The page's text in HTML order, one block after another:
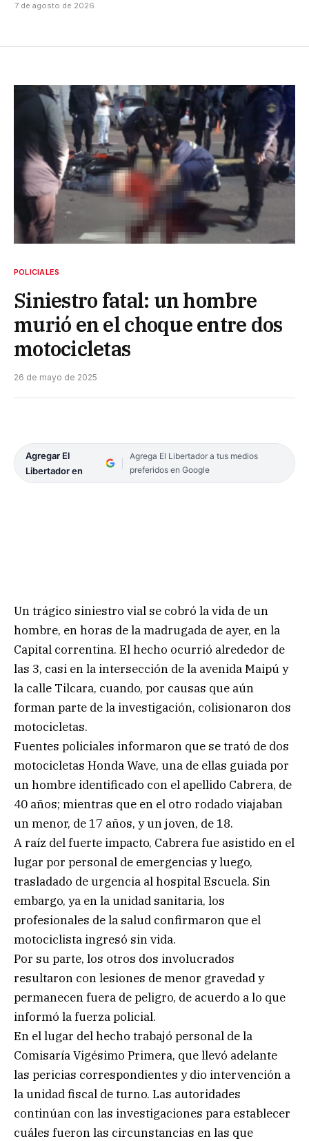
7 de agosto de 2026
POLICIALES
Siniestro fatal: un hombre
murió en el choque entre dos
motocicletas
26 de mayo de 2025
Agregar El
Libertador en
Agrega El Libertador a tus medios
preferidos en Google
Un trágico siniestro vial se cobró la vida de un
hombre, en horas de la madrugada de ayer, en la
Capital correntina. El hecho ocurrió alrededor de
las 3, casi en la intersección de la avenida Maipú y
la calle Tilcara, cuando, por causas que aún
forman parte de la investigación, colisionaron dos
motocicletas.
Fuentes policiales informaron que se trató de dos
motocicletas Honda Wave, una de ellas guiada por
un hombre identificado con el apellido Cabrera, de
40 años; mientras que en el otro rodado viajaban
un menor, de 17 años, y un joven, de 18.
A raíz del fuerte impacto, Cabrera fue asistido en el
lugar por personal de emergencias y luego,
trasladado de urgencia al hospital Escuela. Sin
embargo, ya en la unidad sanitaria, los
profesionales de la salud confirmaron que el
motociclista ingresó sin vida.
Por su parte, los otros dos involucrados
resultaron con lesiones de menor gravedad y
permanecen fuera de peligro, de acuerdo a lo que
informó la fuerza policial.
En el lugar del hecho trabajó personal de la
Comisaría Vigésimo Primera, que llevó adelante
las pericias correspondientes y dio intervención a
la unidad fiscal de turno. Las autoridades
continúan con las investigaciones para establecer
cuáles fueron las circunstancias en las que